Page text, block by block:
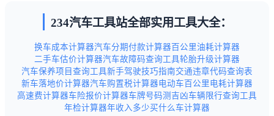
234汽车工具站全部实用工具大全：
换车成本计算器汽车分期付款计算器百公里油耗计算器
二手车估价计算器汽车故障码查询工具轮胎升级计算器
汽车保养项目查询工具新手驾驶技巧指南交通违章代码查询表
新车落地价计算器汽车购置税计算器电动车百公里电耗计算器
高速费计算器车险报价计算器车牌号码测吉凶车辆限行查询工具
年检计算器年收入多少买什么车计算器